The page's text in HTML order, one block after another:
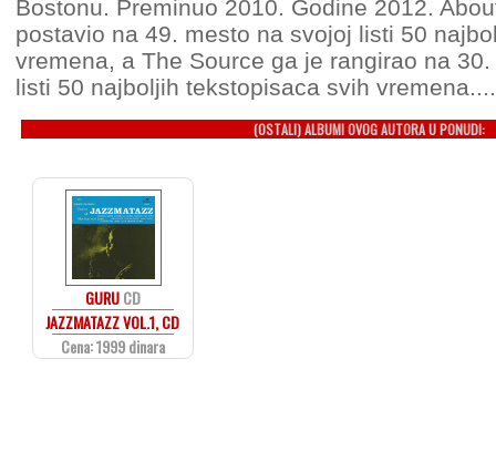
Bostonu. Preminuo 2010. Godine 2012.
postavio na 49. mesto na svojoj listi 50
vremena, a The Source ga je rangirao na
listi 50 najboljih tekstopisaca svih vremena....
(OSTALI) ALBUMI OVOG AUTORA U PONUDI:
GURUCD
JAZZMATAZZ VOL.1, CD
Cena: 1999 dinara